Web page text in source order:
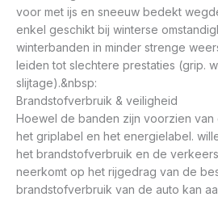
voor met ijs en sneeuw bedekt
enkel geschikt bij winterse
winterbanden in minder strenge
leiden tot slechtere prestaties (grip.
slijtage).&nbsp:
Brandstofverbruik & veiligheid
Hoewel de banden zijn voorzien van
het griplabel en het energielabel.
het brandstofverbruik en de
neerkomt op het rijgedrag van de
brandstofverbruik van de auto kan